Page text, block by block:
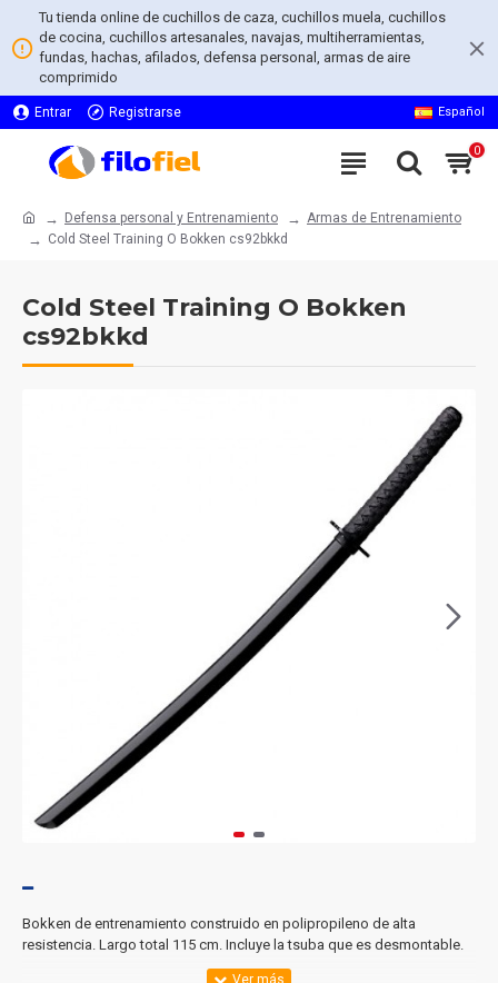
Tu tienda online de cuchillos de caza, cuchillos muela, cuchillos
de cocina, cuchillos artesanales, navajas, multiherramientas,
fundas, hachas, afilados, defensa personal, armas de aire
comprimido
Entrar Registrarse Español
0
Defensa personal y Entrenamiento
Armas de Entrenamiento
Cold Steel Training O Bokken cs92bkkd
Cold Steel Training O Bokken
cs92bkkd
Bokken de entrenamiento construido en polipropileno de alta
resistencia. Largo total 115 cm. Incluye la tsuba que es desmontable.